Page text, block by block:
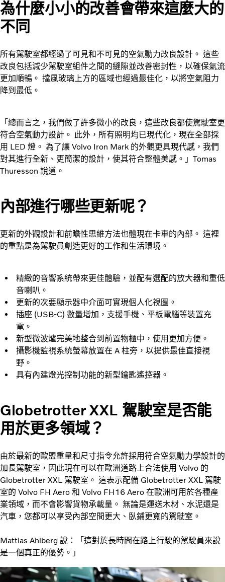
為什麼小小的改善會帶來這麼大的
不同
所有駕駛室都經過了可見和不可見的空氣動力改良設計。 這些
改良包括減少駕駛室組件之間的縫隙並改善密封性，以確保氣流
更加順暢。 擋風玻璃上方的區域也經過最佳化，以將空氣阻力
降到最低。
「總而言之，我們做了許多微小的改良，這些改良都使駕駛室更
符合空氣動力設計。 此外，所有照明均已現代化，現在全部採
用 LED 燈。 為了讓 Volvo Iron Mark 的外觀更具現代感，我們
對其進行全新、更簡潔的設計，使其符合整體美感。」Tomas
Thuresson 說道。
內部進行哪些更新呢？
更新的外觀設計和前瞻性思維方法也體現在卡車的內部。 這裡
的重點是為駕駛員創造更好的工作和生活環境。
精緻的音響系統帶來更佳體驗，並配有選配的放大器和重低
音喇叭。
更新的次要顯示器中介面可實現個人化視圖。
插座 (USB-C) 數量增加，支援手機、平板電腦等裝置充
電。
新型微波爐完美地整合到前置物櫃中，使用更加方便。
攝影機監視系統螢幕放置在 A 柱旁，以提供最佳直接視
野。
具有內建燈光控制功能的新型鑰匙遙控器。
Globetrotter XXL 駕駛室是否能
用於更多領域？
由於最新的歐盟重量和尺寸指令允許採用符合空氣動力學設計的
加長駕駛室，因此現在可以在歐洲道路上合法使用 Volvo 的
Globetrotter XXL 駕駛室。 這表示配備 Globetrotter XXL 駕駛
室的 Volvo FH Aero 和 Volvo FH16 Aero 在歐洲可用於各種產
業領域，而不會影響貨物承載量。 無論是運送木材、水泥還是
汽車，您都可以享受內部空間更大、臥鋪更寬的駕駛室。
Mattias Ahlberg 說：「這對於長時間在路上行駛的駕駛員來說
是一個真正的優勢。」